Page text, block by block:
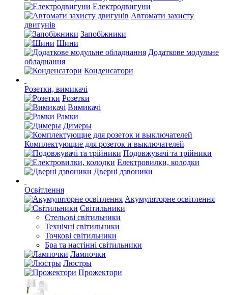
Електродвигуни
Автомати захисту
двигунів
Запобіжники
Шини
Додаткове модульне
обладнання
Конденсатори
Розетки, вимикачі
Розетки
Вимикачі
Рамки
Димеры
Комплектующие для розеток и выключателей
Подовжувачі та трійники
Електровилки, колодки
Дверні дзвоники
Освітлення
Акумуляторне освітлення
Світильники
Стельові світильники
Технічні світильники
Точкові світильники
Бра та настінні світильники
Лампочки
Люстры
Прожектори